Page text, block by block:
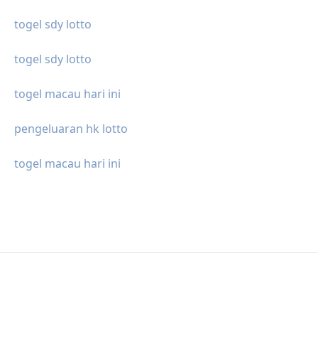
togel sdy lotto
togel sdy lotto
togel macau hari ini
pengeluaran hk lotto
togel macau hari ini